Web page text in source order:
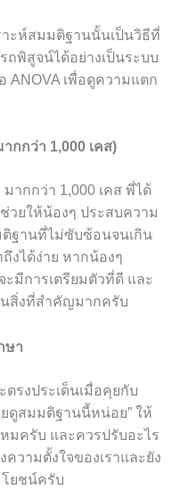
ะห์สมมติฐานนั้นเป็นวิธีที่
ถพิสูจน์ได้อย่างเป็นระบบ
ANOVA เพื่อดูความแตก
กกว่า 1,000 เคส)
ากกว่า 1,000 เคส พี่ได้
วยให้น้องๆ ประสบความ
ติฐานที่ไม่ซับซ้อนจนเกิน
งได้ง่าย หากน้องๆ
มีการเตรียมตัวที่ดี และ
นสิ่งที่สำคัญมากครับ
ษา
รงประเด็นเมื่อคุยกับ
ดูสมมติฐานนี้หน่อย” ให้
มครับ และควรปรับอะไร
ความตั้งใจของเราและยัง
โยชน์ครับ